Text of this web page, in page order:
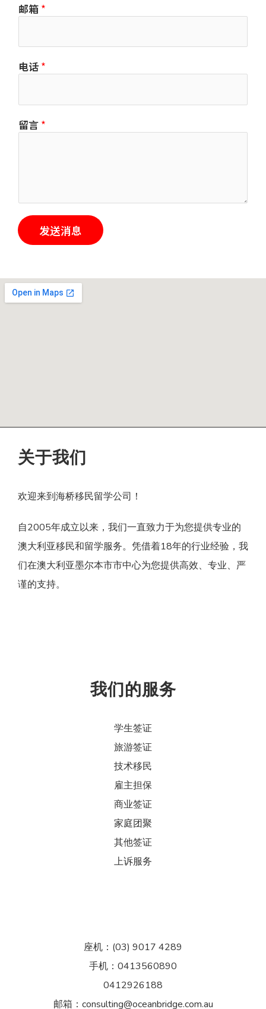
邮箱 *
电话 *
留言 *
发送消息
关于我们
欢迎来到海桥移民留学公司！
自2005年成立以来，我们一直致力于为您提供专业的
澳大利亚移民和留学服务。凭借着18年的行业经验，我
们在澳大利亚墨尔本市市中心为您提供高效、专业、严
谨的支持。
我们的服务
学生签证
旅游签证
技术移民
雇主担保
商业签证
家庭团聚
其他签证
上诉服务
座机：(03) 9017 4289
手机：0413560890
0412926188
邮箱：consulting@oceanbridge.com.au